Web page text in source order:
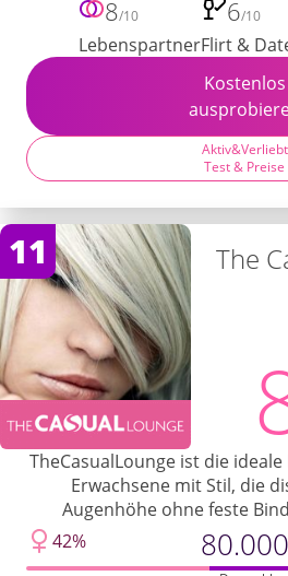
8/10
Lebenspartner
6/10
Flirt &
Kostenlos
Aktiv&Verliebt
Test & Preise
11 The
TheCasualLounge ist die
Erwachsene mit Stil, die
Augenhöhe ohne feste
42%
80.000